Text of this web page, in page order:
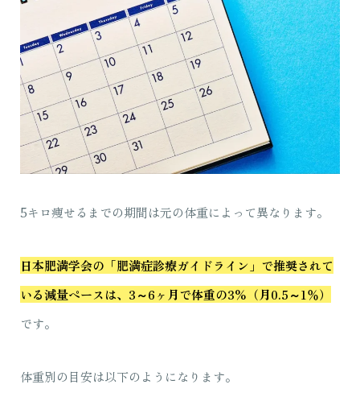
5キロ痩せるまでの期間は元の体重によって異なります。
日本肥満学会の「肥満症診療ガイドライン」で推奨されて
いる減量ペースは、3～6ヶ月で体重の3%（月0.5～1％）
です。
体重別の目安は以下のようになります。